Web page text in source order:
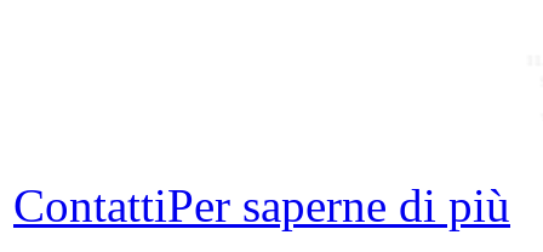
ContattiPer saperne di più